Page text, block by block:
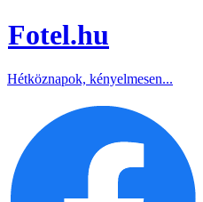
Fotel.hu
Hétköznapok, kényelmesen...